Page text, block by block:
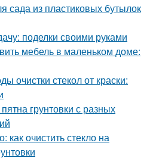
сада из пластиковых бутылок
поделки своими руками
мебель в маленьком доме:
очистки стекол от краски:
грунтовки с разных
как очистить стекло на